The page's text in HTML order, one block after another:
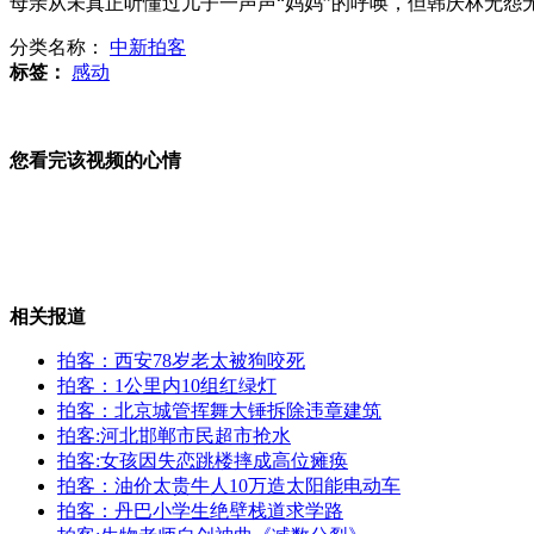
公交追尾泔水车 乘客满身污秽
山西运城恶犬咬伤多人 警民合力深夜将其击毙
分类名称： 中新拍客
标签： 感动
您看完该视频的心情
相关报道
拍客：西安78岁老太被狗咬死
拍客：1公里内10组红绿灯
拍客：北京城管挥舞大锤拆除违章建筑
拍客:河北邯郸市民超市抢水
拍客:女孩因失恋跳楼摔成高位瘫痪
拍客：油价太贵牛人10万造太阳能电动车
拍客：丹巴小学生绝壁栈道求学路